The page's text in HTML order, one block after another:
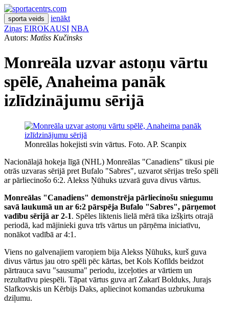
sporta veids
ienākt
Ziņas EIROKAUSI NBA
Autors: Matīss Kučinsks
Monreāla uzvar astoņu vārtu
spēlē, Anaheima panāk
izlīdzinājumu sērijā
Monreālas hokejisti svin vārtus. Foto. AP. Scanpix
Nacionālajā hokeja līgā (NHL) Monreālas "Canadiens" tikusi pie
otrās uzvaras sērijā pret Bufalo "Sabres", uzvarot sērijas trešo spēli
ar pārliecinošo 6:2. Alekss Ņūhuks uzvarā guva divus vārtus.
Monreālas "Canadiens" demonstrēja pārliecinošu sniegumu
savā laukumā un ar 6:2 pārspēja Bufalo "Sabres", pārņemot
vadību sērijā ar 2-1. Spēles liktenis lielā mērā tika izšķirts otrajā
periodā, kad mājinieki guva trīs vārtus un pārņēma iniciatīvu,
nonākot vadībā ar 4:1.
Viens no galvenajiem varoņiem bija Alekss Ņūhuks, kurš guva
divus vārtus jau otro spēli pēc kārtas, bet Kols Kofīlds beidzot
pārtrauca savu "sausuma" periodu, izceļoties ar vārtiem un
rezultatīvu piespēli. Tāpat vārtus guva arī Zakarī Bolduks, Jurajs
Slafkovskis un Kērbijs Daks, apliecinot komandas uzbrukuma
dziļumu.